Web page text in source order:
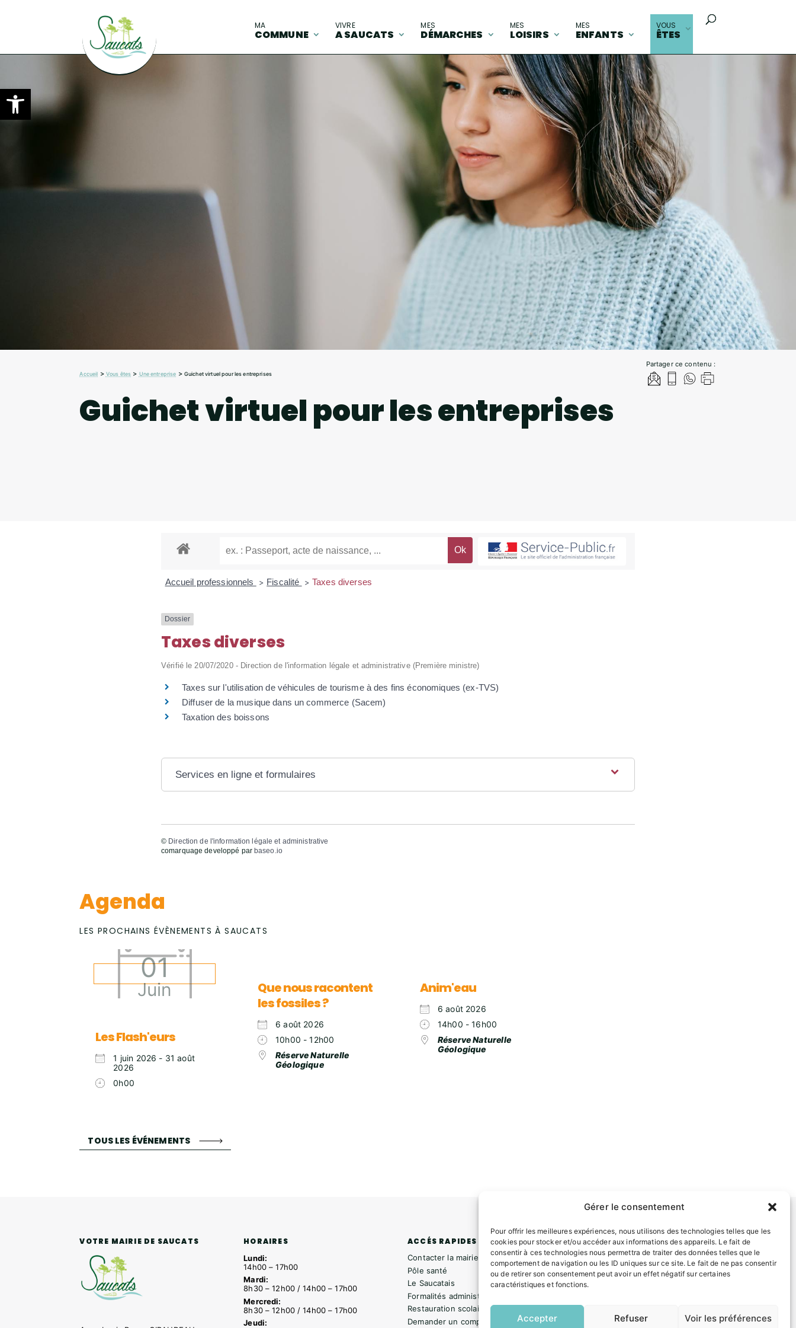
Ouvrir la barre d’outils
Gérer le consentement
Pour offrir les meilleures expériences, nous utilisons des technologies telles que les
cookies pour stocker et/ou accéder aux informations des appareils. Le fait de
consentir à ces technologies nous permettra de traiter des données telles que le
comportement de navigation ou les ID uniques sur ce site. Le fait de ne pas consentir
ou de retirer son consentement peut avoir un effet négatif sur certaines
caractéristiques et fonctions.
Accepter Refuser Voir les préférences
MA
COMMUNE
VIVRE
A SAUCATS
MES
DÉMARCHES
MES
LOISIRS
MES
ENFANTS
VOUS
ÊTES
Partager ce contenu :
Accueil > Vous êtes > Une entreprise > Guichet virtuel pour les entreprises
Guichet virtuel pour les entreprises
Accueil professionnels > Fiscalité > Taxes diverses
Dossier
Taxes diverses
Vérifié le 20/07/2020 - Direction de l'information légale et administrative (Première ministre)
Taxes sur l'utilisation de véhicules de tourisme à des fins économiques (ex-TVS)
Diffuser de la musique dans un commerce (Sacem)
Taxation des boissons
Services en ligne et formulaires
© Direction de l'information légale et administrative
comarquage developpé par baseo.io
Agenda
LES PROCHAINS ÉVÈNEMENTS À SAUCATS
01
Juin
Les Flash'eurs
1 juin 2026 - 31 août
2026
0h00
Que nous racontent
les fossiles ?
6 août 2026
10h00 - 12h00
Réserve Naturelle
Géologique
Anim'eau
6 août 2026
14h00 - 16h00
Réserve Naturelle
Géologique
TOUS LES ÉVÉNEMENTS
VOTRE MAIRIE DE SAUCATS HORAIRES
Lundi:
14h00 – 17h00
Mardi:
8h30 – 12h00 / 14h00 – 17h00
Mercredi:
8h30 – 12h00 / 14h00 – 17h00
Jeudi:
ACCÉS RAPIDES
Contacter la mairie
Pôle santé
Le Saucatais
Formalités administratives
Restauration scolaire
Demander un composteur
INFORMATIONS LÉGALES
Mentions légales
Politique de confidentialité
Plan du site
ESPACE MUNICIPALITÉ